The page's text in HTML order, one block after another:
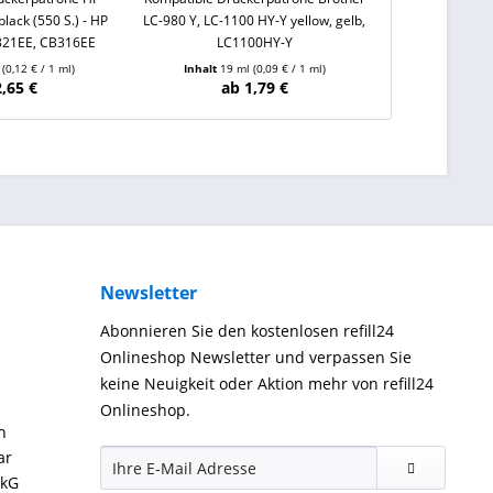
(550 S.) - HP
CB316EE
(0,12 € / 1 ml)
€
LC-980 Y, LC-1100 HY-Y yellow, gelb,
LC1100HY-Y
Inhalt 19 ml (0,09 € / 1 ml)
ab 1,79 €
Newsletter
Abonnieren Sie den kostenlosen refill24
Onlineshop Newsletter und verpassen Sie
keine Neuigkeit oder Aktion mehr von refill24
Onlineshop.